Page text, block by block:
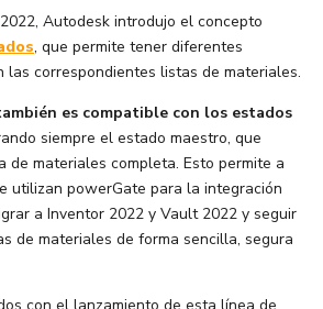
Autodesk introdujo el concepto
, que permite tener diferentes
las correspondientes listas de materiales.
es compatible con los estados
siempre el estado maestro, que
de materiales completa. Esto permite a
utilizan powerGate para la integración
a Inventor 2022 y Vault 2022 y seguir
de materiales de forma sencilla, segura